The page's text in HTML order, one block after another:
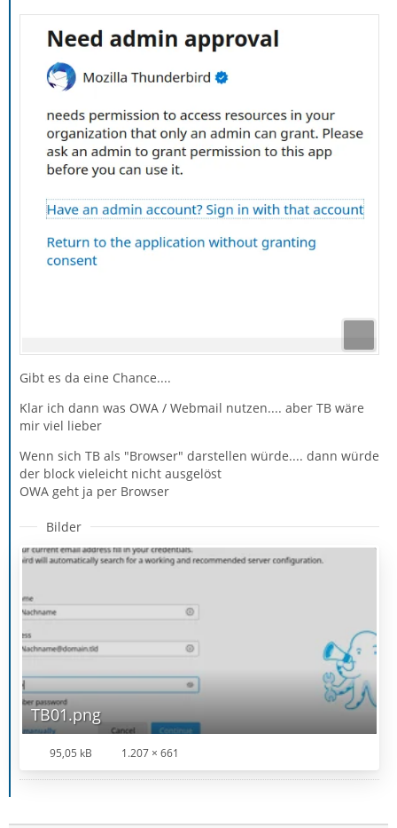
Gibt es da eine Chance....
Klar ich dann was OWA / Webmail nutzen.... aber TB wäre
mir viel lieber
Wenn sich TB als "Browser" darstellen würde.... dann würde
der block vieleicht nicht ausgelöst
OWA geht ja per Browser
Bilder
TB01.png
95,05 kB 1.207 × 661